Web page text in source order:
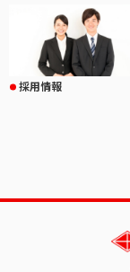
採用情報